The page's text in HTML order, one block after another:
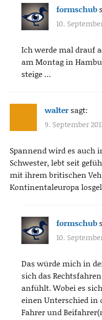
formschub
10.
Ich werde mal drauf
am Montag in
steige …
walter sagt:
9. September
Spannend wird es auch
Schwester, lebt seit
mit ihrem britischen
Kontinentaleuropa
formschub
10.
Das würde mich in
sich das
anfühlt. Wobei es
einen Unterschied in
Fahrer und